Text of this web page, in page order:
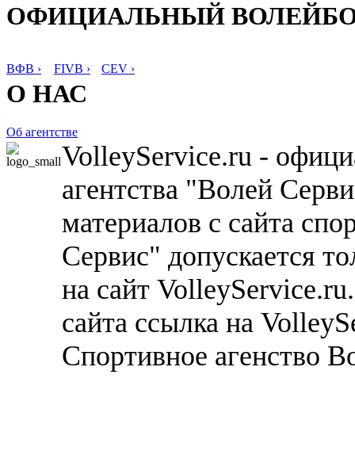
ОФИЦИАЛЬНЫЙ
ВФВ › FIVB › CEV ›
О НАС
Об агентстве
VolleyService.ru -
агентства "Волей
материалов с сайта
Сервис" допускается
на сайт
сайта ссылка на
Спортивное агенство